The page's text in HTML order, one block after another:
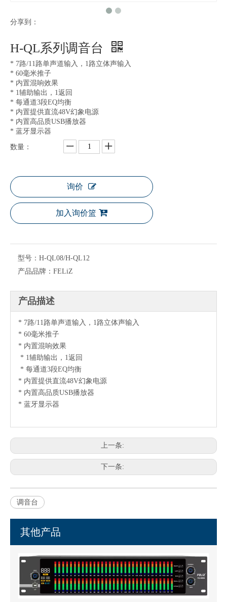
分享到：
H-QL系列调音台
* 7路/11路单声道输入，1路立体声输入
* 60毫米推子
* 内置混响效果
* 1辅助输出，1返回
* 每通道3段EQ均衡
* 内置提供直流48V幻象电源
* 内置高品质USB播放器
* 蓝牙显示器
数量：
询价
加入询价篮
型号： H-QL08/H-QL12
产品品牌： FELiZ
产品描述
* 7路/11路单声道输入，1路立体声输入
* 60毫米推子
* 内置混响效果
* 1辅助输出，1返回
* 每通道3段EQ均衡
* 内置提供直流48V幻象电源
* 内置高品质USB播放器
* 蓝牙显示器
上一条:
下一条:
调音台
其他产品